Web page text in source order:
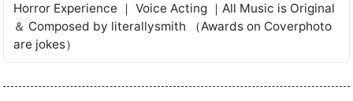
Horror Experience ｜ Voice Acting ｜All Music is Original
＆ Composed by literallysmith （Awards on Coverphoto
are jokes）